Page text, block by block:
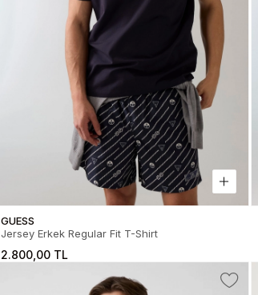
GUESS
Jersey Erkek Regular Fit T-Shirt
2.800,00 TL